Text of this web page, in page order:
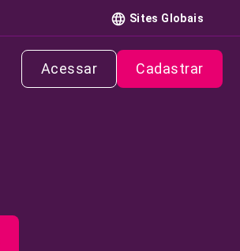
Sites Globais
Acessar Cadastrar